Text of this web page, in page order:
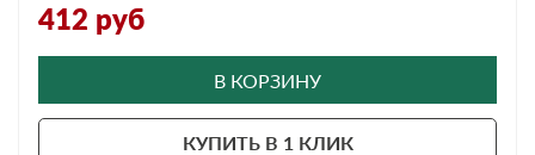
412 руб
В КОРЗИНУ
КУПИТЬ В 1 КЛИК